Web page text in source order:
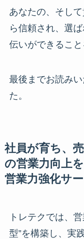
あなたの、そし
ら信頼され、選
伝いができること
最後までお読み
た。
社員が育ち、
の営業力向上
営業力強化サ
トレテクでは、
型”を構築し、実